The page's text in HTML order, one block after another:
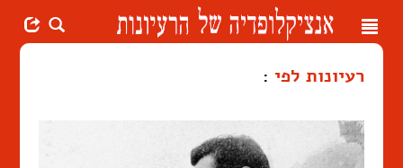
Toggle
רעיונות לפי :